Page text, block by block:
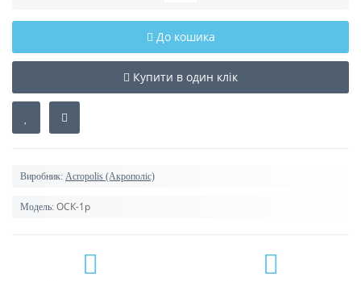
До кошика
Купити в один клік
Виробник: Acropolis (Акрополіс)
Модель: ОСК-1р